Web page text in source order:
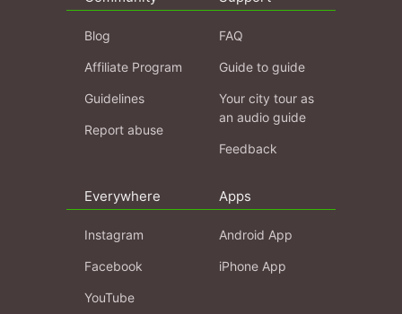
Blog
Affiliate Program
Guidelines
Report abuse
FAQ
Guide to guide
Your city tour as
an audio guide
Feedback
Everywhere
Instagram
Facebook
YouTube
Apps
Android App
iPhone App